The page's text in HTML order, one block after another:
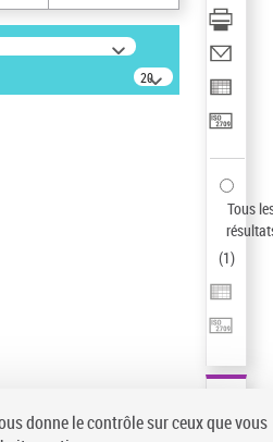
2014)
20
résultats/page
Tous
(1)
donne le contrôle sur ceux que vous